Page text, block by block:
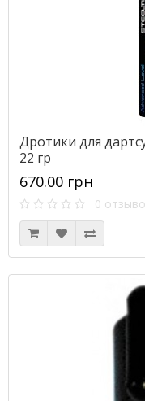
Дротики для
22 гр
670.00 грн
0